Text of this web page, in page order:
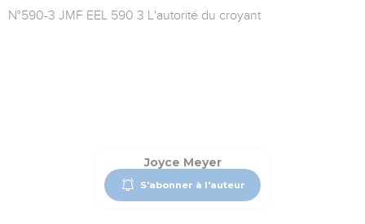
N°590-3 JMF EEL 590 3 L'autorité du croyant
Joyce Meyer
S'abonner à l'auteur